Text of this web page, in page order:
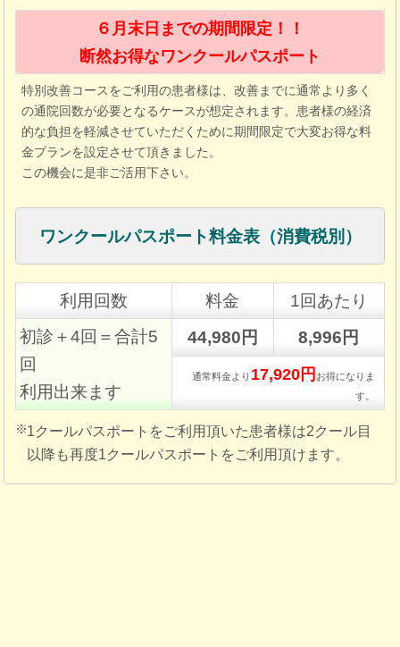
６月末日までの期間限定！！
断然お得なワンクールパスポート
特別改善コースをご利用の患者様は、改善までに通常より多く
の通院回数が必要となるケースが想定されます。患者様の経済
的な負担を軽減させていただくために期間限定で大変お得な料
金プランを設定させて頂きました。
この機会に是非ご活用下さい。
ワンクールパスポート料金表（消費税別）
利用回数 料金
1回あたり
初診＋4回＝合計5
回
利用出来ます
44,980円 8,996円
通常料金より 17,920円 お得になりま
す。
1クールパスポートをご利用頂いた患者様は2クール目
以降も再度1クールパスポートをご利用頂けます。